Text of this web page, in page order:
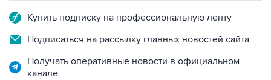
Купить подписку на профессиональную ленту
Подписаться на рассылку главных новостей сайта
Получать оперативные новости в официальном
канале